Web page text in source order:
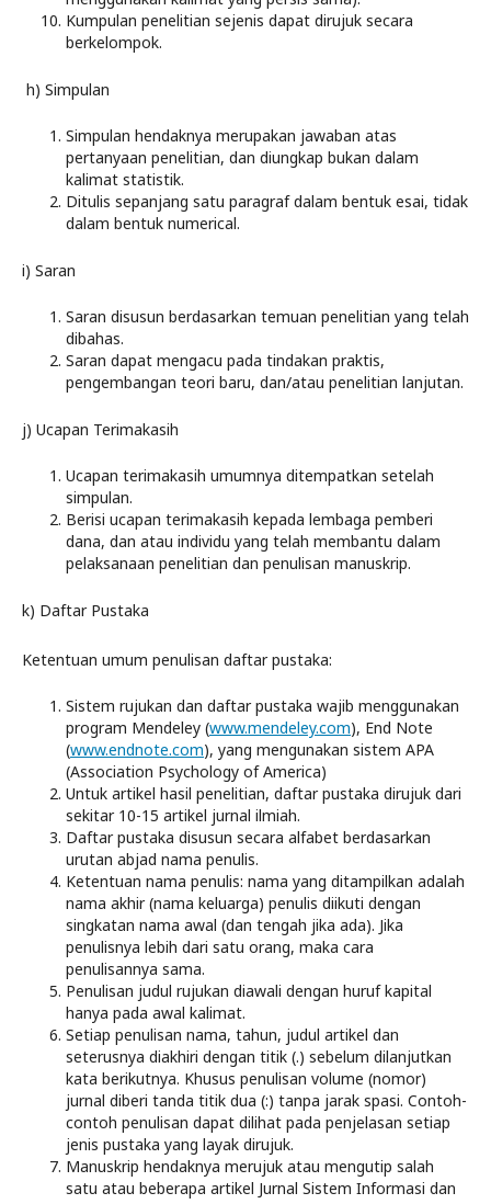
Kumpulan penelitian sejenis dapat dirujuk secara
berkelompok.
h) Simpulan
Simpulan hendaknya merupakan jawaban atas
pertanyaan penelitian, dan diungkap bukan dalam
kalimat statistik.
Ditulis sepanjang satu paragraf dalam bentuk esai, tidak
dalam bentuk numerical.
i) Saran
Saran disusun berdasarkan temuan penelitian yang telah
dibahas.
Saran dapat mengacu pada tindakan praktis,
pengembangan teori baru, dan/atau penelitian lanjutan.
j) Ucapan Terimakasih
Ucapan terimakasih umumnya ditempatkan setelah
simpulan.
Berisi ucapan terimakasih kepada lembaga pemberi
dana, dan atau individu yang telah membantu dalam
pelaksanaan penelitian dan penulisan manuskrip.
k) Daftar Pustaka
Ketentuan umum penulisan daftar pustaka:
Sistem rujukan dan daftar pustaka wajib menggunakan
program Mendeley (www.mendeley.com), End Note
(www.endnote.com), yang mengunakan sistem APA
(Association Psychology of America)
Untuk artikel hasil penelitian, daftar pustaka dirujuk dari
sekitar 10-15 artikel jurnal ilmiah.
Daftar pustaka disusun secara alfabet berdasarkan
urutan abjad nama penulis.
Ketentuan nama penulis: nama yang ditampilkan adalah
nama akhir (nama keluarga) penulis diikuti dengan
singkatan nama awal (dan tengah jika ada). Jika
penulisnya lebih dari satu orang, maka cara
penulisannya sama.
Penulisan judul rujukan diawali dengan huruf kapital
hanya pada awal kalimat.
Setiap penulisan nama, tahun, judul artikel dan
seterusnya diakhiri dengan titik (.) sebelum dilanjutkan
kata berikutnya. Khusus penulisan volume (nomor)
jurnal diberi tanda titik dua (:) tanpa jarak spasi. Contoh-
contoh penulisan dapat dilihat pada penjelasan setiap
jenis pustaka yang layak dirujuk.
Manuskrip hendaknya merujuk atau mengutip salah
satu atau beberapa artikel Jurnal Sistem Informasi dan